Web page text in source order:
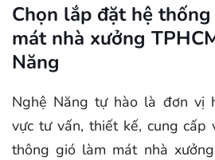
Chọn lắp đặt hệ
mát nhà xưởng
Năng
Nghệ Năng tự hào là đơn vị
vực tư vấn, thiết kế, cung
thông gió làm mát nhà